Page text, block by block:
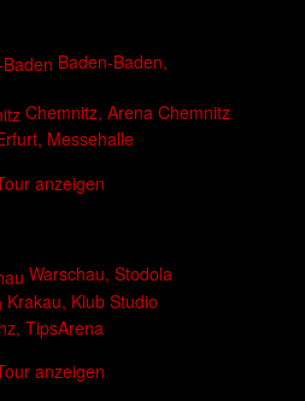
Baden-Baden,
Chemnitz, Arena Chemnitz
Messehalle
anzeigen
Warschau, Stodola
Krakau, Klub Studio
TipsArena
anzeigen